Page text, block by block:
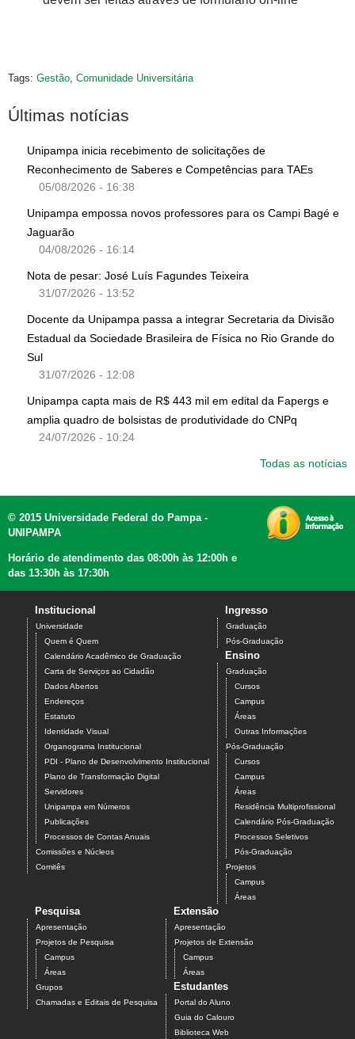
Tags: Gestão, Comunidade Universitária
Últimas notícias
Unipampa inicia recebimento de solicitações de
Reconhecimento de Saberes e Competências para TAEs
05/08/2026 - 16:38
Unipampa empossa novos professores para os Campi Bagé e
Jaguarão
04/08/2026 - 16:14
Nota de pesar: José Luís Fagundes Teixeira
31/07/2026 - 13:52
Docente da Unipampa passa a integrar Secretaria da Divisão
Estadual da Sociedade Brasileira de Física no Rio Grande do
Sul
31/07/2026 - 12:08
Unipampa capta mais de R$ 443 mil em edital da Fapergs e
amplia quadro de bolsistas de produtividade do CNPq
24/07/2026 - 10:24
Todas as notícias
© 2015 Universidade Federal do Pampa -
UNIPAMPA
Horário de atendimento das 08:00h às 12:00h e
das 13:30h às 17:30h
Institucional
Universidade
Quem é Quem
Calendário Acadêmico de Graduação
Carta de Serviços ao Cidadão
Dados Abertos
Endereços
Estatuto
Identidade Visual
Organograma Institucional
PDI - Plano de Desenvolvimento Institucional
Plano de Transformação Digital
Servidores
Unipampa em Números
Publicações
Processos de Contas Anuais
Comissões e Núcleos
Comitês
Ingresso
Graduação
Pós-Graduação
Ensino
Graduação
Cursos
Campus
Áreas
Outras Informações
Pós-Graduação
Cursos
Campus
Áreas
Residência Multiprofissional
Calendário Pós-Graduação
Processos Seletivos
Pós-Graduação
Projetos
Campus
Áreas
Pesquisa
Apresentação
Projetos de Pesquisa
Campus
Áreas
Grupos
Chamadas e Editais de Pesquisa
Extensão
Apresentação
Projetos de Extensão
Campus
Áreas
Estudantes
Portal do Aluno
Guia do Calouro
Biblioteca Web